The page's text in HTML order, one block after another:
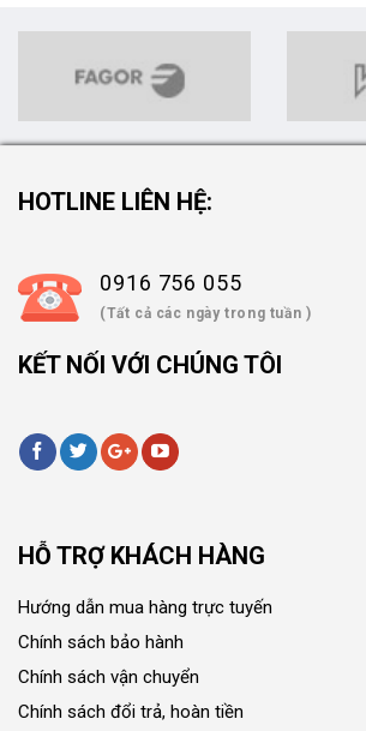
HOTLINE LIÊN HỆ:
0916 756 055
(Tất cả các ngày trong tuần )
KẾT NỐI VỚI CHÚNG TÔI
HỖ TRỢ KHÁCH HÀNG
Hướng dẫn mua hàng trực tuyến
Chính sách bảo hành
Chính sách vận chuyển
Chính sách đổi trả, hoàn tiền